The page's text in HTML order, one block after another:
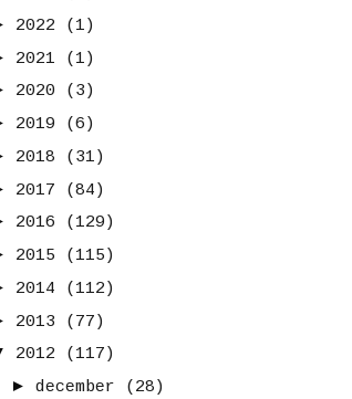
2022
(1)
2021
(1)
2020
(3)
2019
(6)
2018
(31)
2017
(84)
2016
(129)
2015
(115)
2014
(112)
2013
(77)
2012
(117)
► december
(28)